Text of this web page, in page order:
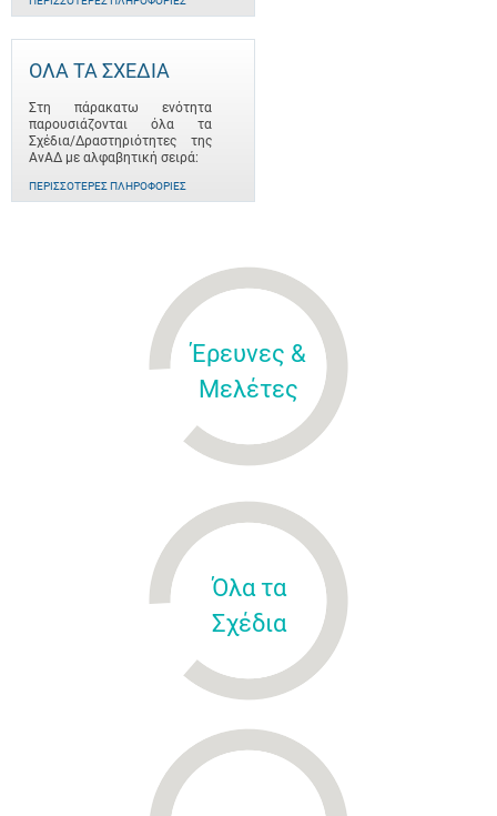
ΟΛΑ ΤΑ ΣΧΕΔΙΑ
Στη πάρακατω ενότητα
παρουσιάζονται όλα τα
Σχέδια/Δραστηριότητες της
ΑνΑΔ με αλφαβητική σειρά:
ΠΕΡΙΣΣΌΤΕΡΕΣ ΠΛΗΡΟΦΟΡΊΕΣ
Έρευνες &
Μελέτες
Όλα τα
Σχέδια